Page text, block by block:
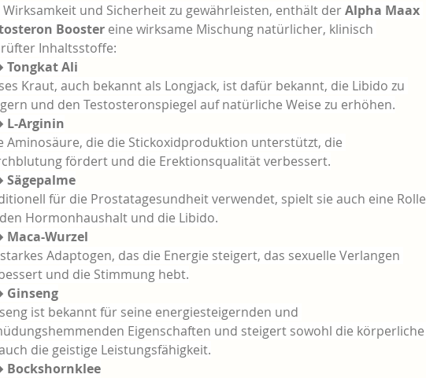
Wirksamkeit und Sicherheit zu gewährleisten, enthält der Alpha Maax
Booster eine wirksame Mischung natürlicher, klinisch
Inhaltsstoffe:
Tongkat Ali
Kraut, auch bekannt als Longjack, ist dafür bekannt, die Libido zu
und den Testosteronspiegel auf natürliche Weise zu erhöhen.
L-Arginin
Aminosäure, die die Stickoxidproduktion unterstützt, die
fördert und die Erektionsqualität verbessert.
Sägepalme
für die Prostatagesundheit verwendet, spielt sie auch eine Rolle
Hormonhaushalt und die Libido.
Maca-Wurzel
Adaptogen, das die Energie steigert, das sexuelle Verlangen
und die Stimmung hebt.
Ginseng
ist bekannt für seine energiesteigernden und
Eigenschaften und steigert sowohl die körperliche
die geistige Leistungsfähigkeit.
Bockshornklee